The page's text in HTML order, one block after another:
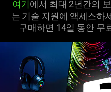
여기에서 최대 2년간의
는 기술 지원에 액세스하
구매하면 14일 동안 무